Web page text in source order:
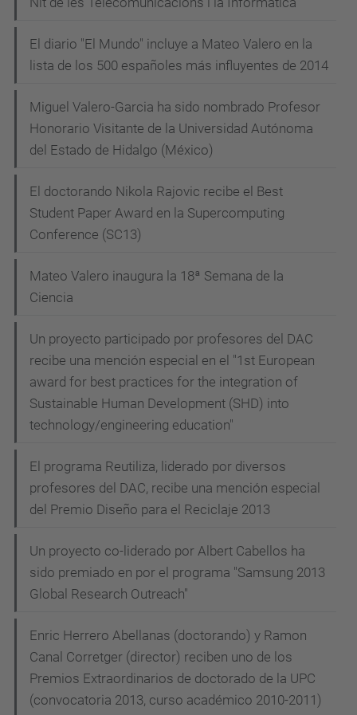
El diario "El Mundo" incluye a Mateo Valero en la
lista de los 500 españoles más influyentes de 2014
Miguel Valero-Garcia ha sido nombrado Profesor
Honorario Visitante de la Universidad Autónoma
del Estado de Hidalgo (México)
El doctorando Nikola Rajovic recibe el Best
Student Paper Award en la Supercomputing
Conference (SC13)
Mateo Valero inaugura la 18ª Semana de la
Ciencia
Un proyecto participado por profesores del DAC
recibe una mención especial en el "1st European
award for best practices for the integration of
Sustainable Human Development (SHD) into
technology/engineering education"
El programa Reutiliza, liderado por diversos
profesores del DAC, recibe una mención especial
del Premio Diseño para el Reciclaje 2013
Un proyecto co-liderado por Albert Cabellos ha
sido premiado en por el programa "Samsung 2013
Global Research Outreach"
Enric Herrero Abellanas (doctorando) y Ramon
Canal Corretger (director) reciben uno de los
Premios Extraordinarios de doctorado de la UPC
(convocatoria 2013, curso académico 2010-2011)